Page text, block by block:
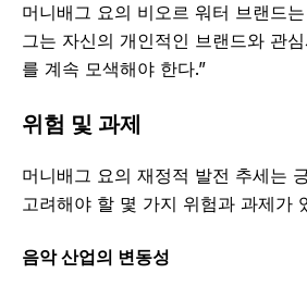
머니배그 요의 비오르 워터 브랜드
그는 자신의 개인적인 브랜드와 관
를 계속 모색해야 한다.”
위험 및 과제
머니배그 요의 재정적 발전 추세는
고려해야 할 몇 가지 위험과 과제가
음악 산업의 변동성